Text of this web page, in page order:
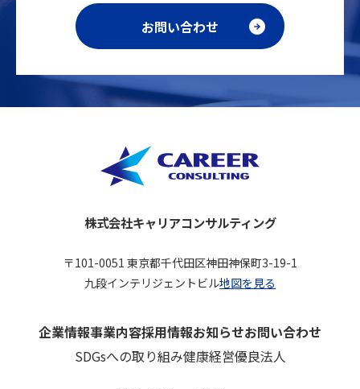
お問い合わせ
株式会社キャリアコンサルティング
〒101-0051 東京都千代田区神田神保町3-19-1
九段インテリジェントビル地図を見る
企業情報事業内容採用情報お知らせお問い合わせ
SDGsへの取り組み健康経営優良法人